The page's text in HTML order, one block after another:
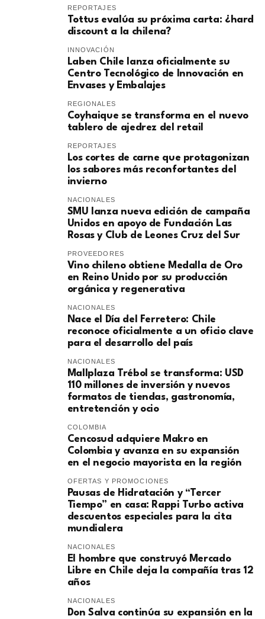
REPORTAJES
Tottus evalúa su próxima carta: ¿hard
discount a la chilena?
INNOVACIÓN
Laben Chile lanza oficialmente su
Centro Tecnológico de Innovación en
Envases y Embalajes
REGIONALES
Coyhaique se transforma en el nuevo
tablero de ajedrez del retail
REPORTAJES
Los cortes de carne que protagonizan
los sabores más reconfortantes del
invierno
NACIONALES
SMU lanza nueva edición de campaña
Unidos en apoyo de Fundación Las
Rosas y Club de Leones Cruz del Sur
PROVEEDORES
Vino chileno obtiene Medalla de Oro
en Reino Unido por su producción
orgánica y regenerativa
NACIONALES
Nace el Día del Ferretero: Chile
reconoce oficialmente a un oficio clave
para el desarrollo del país
NACIONALES
Mallplaza Trébol se transforma: USD
110 millones de inversión y nuevos
formatos de tiendas, gastronomía,
entretención y ocio
COLOMBIA
Cencosud adquiere Makro en
Colombia y avanza en su expansión
en el negocio mayorista en la región
OFERTAS Y PROMOCIONES
Pausas de Hidratación y “Tercer
Tiempo” en casa: Rappi Turbo activa
descuentos especiales para la cita
mundialera
NACIONALES
El hombre que construyó Mercado
Libre en Chile deja la compañía tras 12
años
NACIONALES
Don Salva continúa su expansión en la